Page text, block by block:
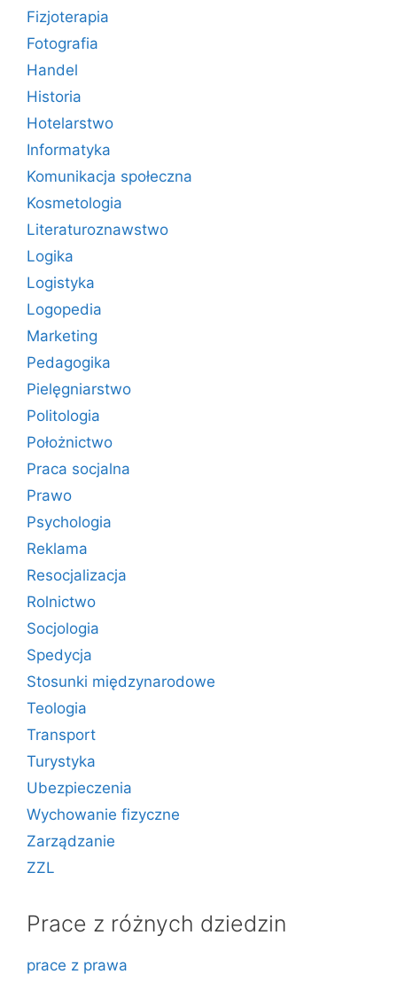
Fizjoterapia
Fotografia
Handel
Historia
Hotelarstwo
Informatyka
Komunikacja społeczna
Kosmetologia
Literaturoznawstwo
Logika
Logistyka
Logopedia
Marketing
Pedagogika
Pielęgniarstwo
Politologia
Położnictwo
Praca socjalna
Prawo
Psychologia
Reklama
Resocjalizacja
Rolnictwo
Socjologia
Spedycja
Stosunki międzynarodowe
Teologia
Transport
Turystyka
Ubezpieczenia
Wychowanie fizyczne
Zarządzanie
ZZL
Prace z różnych dziedzin
prace z prawa